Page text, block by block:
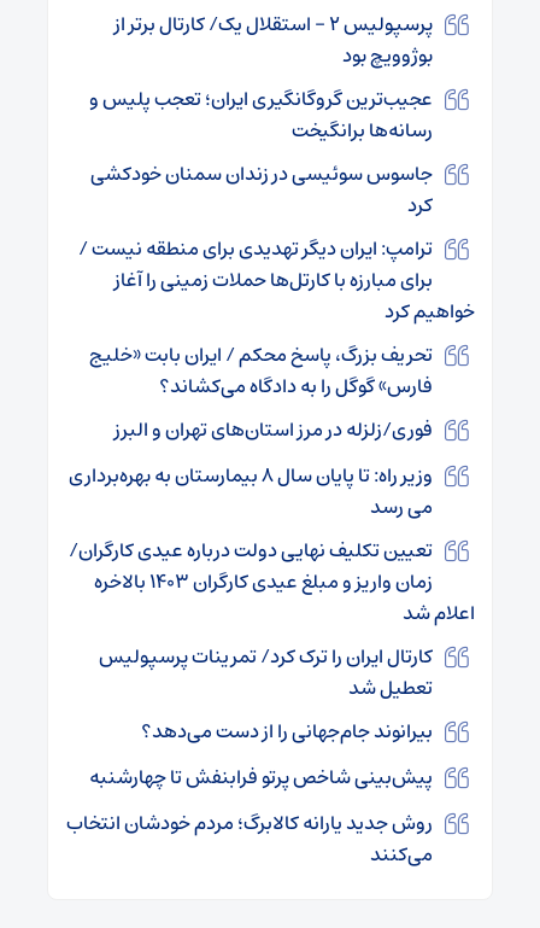
پرسپولیس ۲ – استقلال یک/ کارتال برتر از
بوژوویچ بود
عجیب‌ترین گروگانگیری ایران؛ تعجب پلیس و
رسانه‌ها برانگیخت
جاسوس سوئیسی در زندان سمنان خودکشی
کرد
ترامپ: ایران دیگر تهدیدی برای منطقه نیست /
برای مبارزه با کارتل‌ها حملات زمینی را آغاز
خواهیم کرد
تحریف بزرگ، پاسخ محکم / ایران بابت «خلیج
فارس» گوگل را به دادگاه می‌کشاند؟
فوری/زلزله در مرز استان‌های تهران و البرز
وزیر راه: تا پایان سال ۸ بیمارستان به بهره‌برداری
می رسد
تعیین تکلیف نهایی دولت درباره عیدی کارگران/
زمان واریز و مبلغ عیدی کارگران ۱۴۰۳ بالاخره
اعلام شد
کارتال ایران را ترک کرد/ تمرینات پرسپولیس
تعطیل شد
بیرانوند جام‌جهانی را از دست می‌دهد؟
پیش‌بینی شاخص پرتو فرابنفش تا چهارشنبه
روش جدید یارانه کالابرگ؛ مردم خودشان انتخاب
می‌کنند